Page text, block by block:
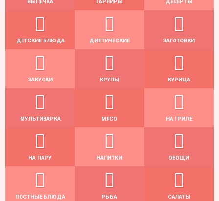
ВЫПЕЧКА ГАРНИРЫ ДЕСЕРТЫ
ДЕТСКИЕ БЛЮДА ДИЕТИЧЕСКИЕ ЗАГОТОВКИ
ЗАКУСКИ КРУПЫ КУРИЦА
МУЛЬТИВАРКА МЯСО НА ГРИЛЕ
НА ПАРУ НАПИТКИ ОВОЩИ
ПОСТНЫЕ БЛЮДА РЫБА САЛАТЫ